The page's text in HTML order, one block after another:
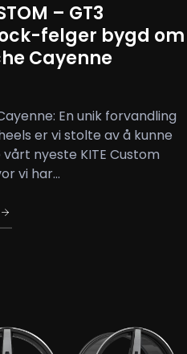
– GT3
felger bygd om
Cayenne
En unik forvandling
er vi stolte av å kunne
nyeste KITE Custom
vi har...